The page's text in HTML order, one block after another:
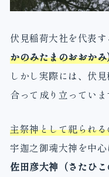
伏見稲荷大社を代表
かのみたまのおおか
しかし実際には、伏
合って成り立っていま
主祭神として祀られ
宇迦之御魂大神を中心
佐田彦大神（さたひこ